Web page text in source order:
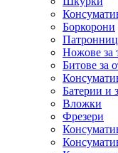
Боркорони
Ножове за
Битове за
Батерии и
Вложки
Фрезери